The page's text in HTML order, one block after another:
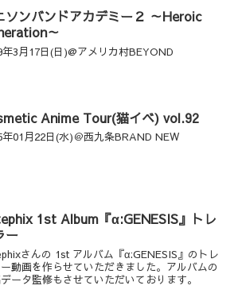
ソンバンドアカデミー２ ～Heroic
～
年3月17日(日)@アメリカ村BEYOND
Anime Tour(猫イベ) vol.92
年01月22日(水)＠西九条BRAND NEW
1st Album『α:GENESIS』トレ
ー
さんの 1st アルバム『α:GENESIS』のトレ
動画を作らせていただきました。アルバムの
ータ監修もさせていただいております。